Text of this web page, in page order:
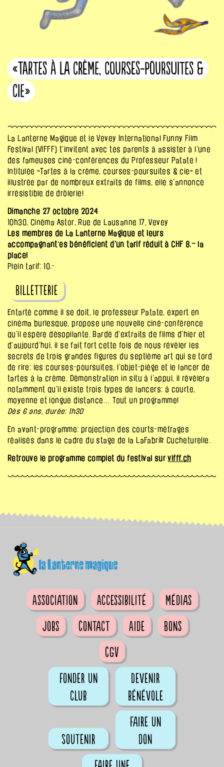
«Tartes à la crème, courses-poursuites &
cie»
La Lanterne Magique et le Vevey International Funny Film
Festival (VIFFF) t’invitent avec tes parents à assister à l’une
des fameuses ciné-conférences du Professeur Patate !
Intitulée «Tartes à la crème, courses-poursuites & cie» et
illustrée par de nombreux extraits de films, elle s’annonce
irrésistible de drôlerie!
Dimanche 27 octobre 2024
10h30, Cinéma Astor, Rue de Lausanne 17, Vevey
Les membres de La Lanterne Magique et leurs
accompagnant·es bénéficient d’un tarif réduit à CHF 8.– la
place!
Plein tarif: 10.-
Billetterie
Entarté comme il se doit, le professeur Patate, expert en
cinéma burlesque, propose une nouvelle ciné-conférence
qu’il espère désopilante. Bardé d’extraits de films d’hier et
d’aujourd’hui, il se fait fort cette fois de nous révéler les
secrets de trois grandes figures du septième art qui se tord
de rire: les courses-poursuites, l’objet-piège et le lancer de
tartes à la crème. Démonstration in situ à l’appui, il révélera
notamment qu’il existe trois types de lancers: à courte,
moyenne et longue distance… Tout un programme!
Dès 6 ans, durée: 1h30
En avant-programme: projection des courts-métrages
réalisés dans le cadre du stage de la LaFabrik Cucheturelle.
Retrouve le programme complet du festival survifff.ch
Association Accessibilité
Médias
Jobs
Contact Aide
Bons
CGV
Fonder un
club
Devenir
bénévole
Soutenir
Faire un
don